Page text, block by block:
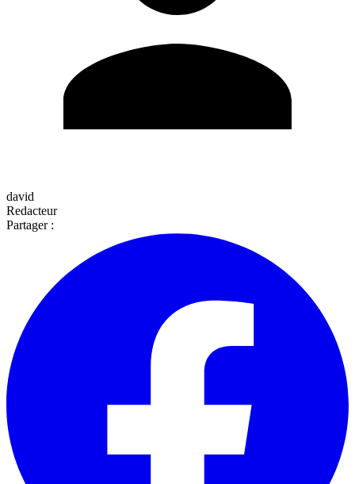
david
Redacteur
Partager :